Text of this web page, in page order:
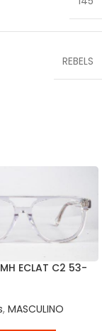
REBELS
ECLAT C2 53-
, MASCULINO